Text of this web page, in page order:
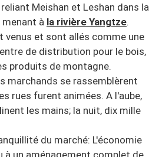
Meishan et Leshan dans la
menant à la rivière Yangtze.
venus et sont allés comme une
de distribution pour le bois,
produits de montagne.
marchands se rassemblèrent
rues furent animées. A l'aube,
les mains; la nuit, dix mille
du marché: L'économie
à un aménagement complet de